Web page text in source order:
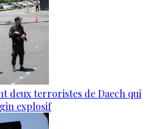
deux terroristes de Daech qui
explosif